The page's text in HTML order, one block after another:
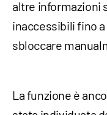
altre informazioni
inaccessibili fino
sbloccare
La funzione è